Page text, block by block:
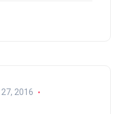
2016